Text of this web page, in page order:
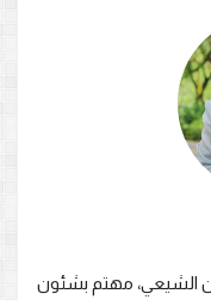
الشيعي، مهتم بشئون